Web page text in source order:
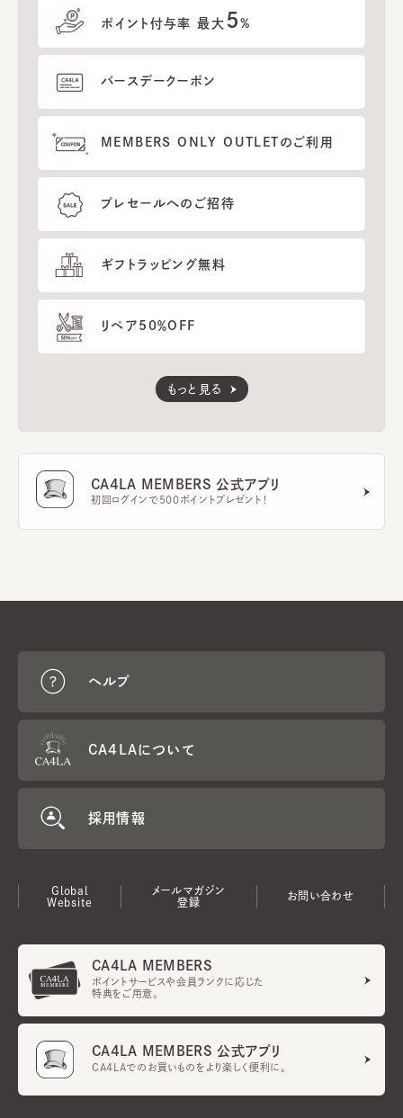
ポイント付与率 最大 5%
バースデークーポン
MEMBERS ONLY OUTLETのご利用
プレセールへのご招待
ギフトラッピング無料
リペア50％OFF
もっと見る
CA4LA MEMBERS 公式アプリ
初回ログインで500ポイントプレゼント！
ヘルプ
CA4LAについて
採用情報
Global
Website
メールマガジン
登録
お問い合わせ
CA4LA MEMBERS
ポイントサービスや会員ランクに応じた
特典をご用意。
CA4LA MEMBERS 公式アプリ
CA4LAでのお買いものをより楽しく便利に。